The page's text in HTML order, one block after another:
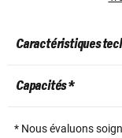
Caractéristiques
Capacités *
* Nous évaluons